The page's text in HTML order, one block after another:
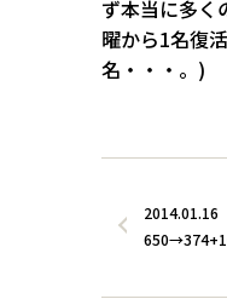
ず本当に多く
曜から1名復
名・・・。)
2014.01.16